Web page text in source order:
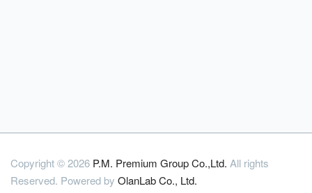
Copyright © 2026 P.M. Premium Group Co.,Ltd. All rights
Reserved. Powered by OlanLab Co., Ltd.